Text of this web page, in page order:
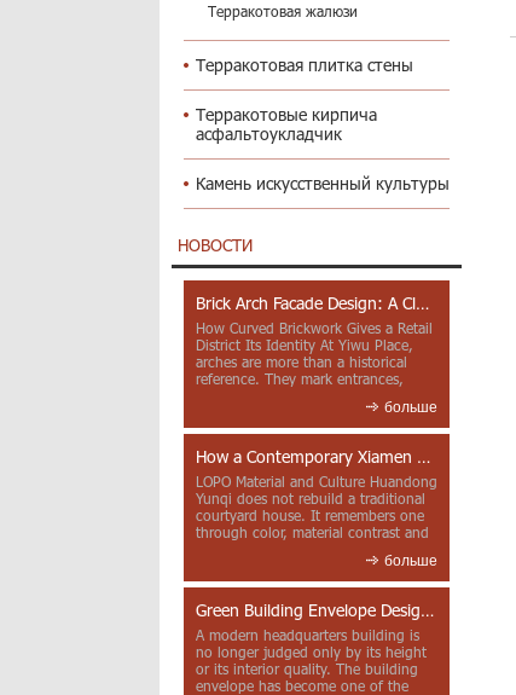
Терракотовая жалюзи
Терракотовая плитка стены
Терракотовые кирпича
асфальтоукладчик
Камень искусственный культуры
НОВОСТИ
Brick Arch Facade Design: A Closer Look at Yiwu Place
How Curved Brickwork Gives a Retail
District Its Identity At Yiwu Place,
arches are more than a historical
reference. They mark entrances,
больше
How a Contemporary Xiamen Project Reframes Minnan Red Brick
LOPO Material and Culture Huandong
Yunqi does not rebuild a traditional
courtyard house. It remembers one
through color, material contrast and
больше
Green Building Envelope Design: Clay Sunscreen Fins for Modern Headquarters Architecture
A modern headquarters building is
no longer judged only by its height
or its interior quality. The building
envelope has become one of the